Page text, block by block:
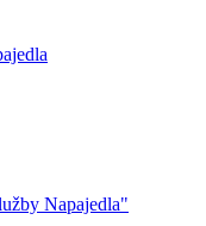
Napajedla"